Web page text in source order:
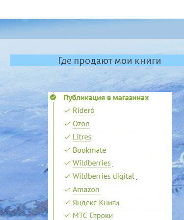
Где продают мои книги